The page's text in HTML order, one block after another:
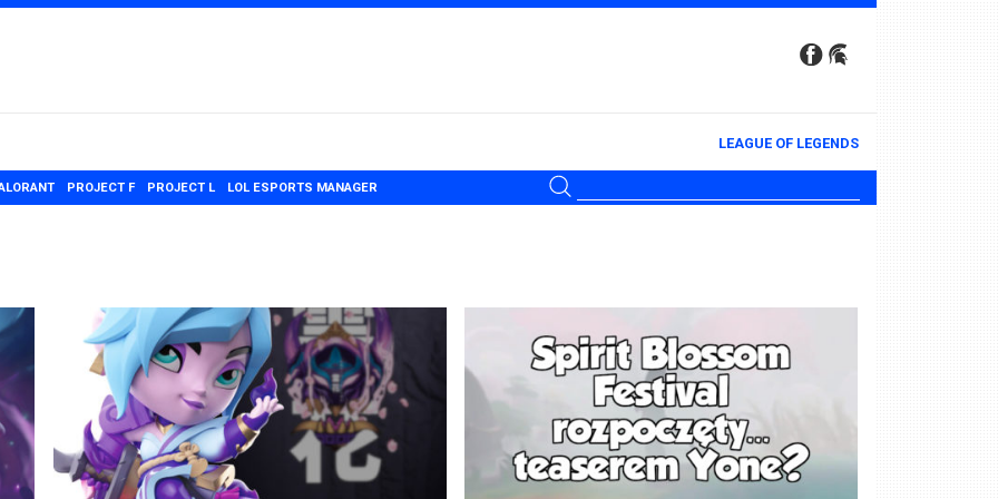
LEAGUE OF LEGENDS
PROJECT F PROJECT L LOL ESPORTS MANAGER